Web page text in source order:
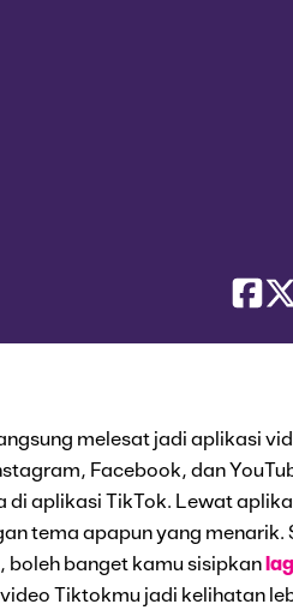
melesat jadi aplikasi
Facebook, dan
di aplikasi TikTok. Lewat
tema apapun yang menarik.
boleh banget kamu sisipkan
Tiktokmu jadi kelihatan